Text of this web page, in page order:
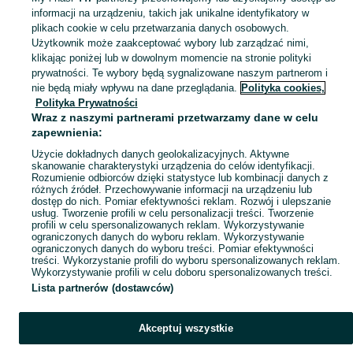
Skorzystaj z największego serwisu ogłoszeniowego - Rokitki i okolice! Kupuj to, czego pragniesz i sprzedawaj to, czego już nie potrzebujesz! Zobacz
Mapa kategorii
Mapa miejscowości
Mapa ministron
Popularne wyszukiwania
informacji na urządzeniu, takich jak unikalne identyfikatory w
plikach cookie w celu przetwarzania danych osobowych.
Użytkownik może zaakceptować wybory lub zarządzać nimi,
klikając poniżej lub w dowolnym momencie na stronie polityki
prywatności. Te wybory będą sygnalizowane naszym partnerom i
nie będą miały wpływu na dane przeglądania. Polityka cookies,
Polityka Prywatności
Wraz z naszymi partnerami przetwarzamy dane w celu
zapewnienia:
Użycie dokładnych danych geolokalizacyjnych. Aktywne
skanowanie charakterystyki urządzenia do celów identyfikacji.
Rozumienie odbiorców dzięki statystyce lub kombinacji danych z
różnych źródeł. Przechowywanie informacji na urządzeniu lub
dostęp do nich. Pomiar efektywności reklam. Rozwój i ulepszanie
usług. Tworzenie profili w celu personalizacji treści. Tworzenie
profili w celu spersonalizowanych reklam. Wykorzystywanie
ograniczonych danych do wyboru reklam. Wykorzystywanie
ograniczonych danych do wyboru treści. Pomiar efektywności
treści. Wykorzystanie profili do wyboru spersonalizowanych reklam.
Wykorzystywanie profili w celu doboru spersonalizowanych treści.
Lista partnerów (dostawców)
Akceptuj wszystkie